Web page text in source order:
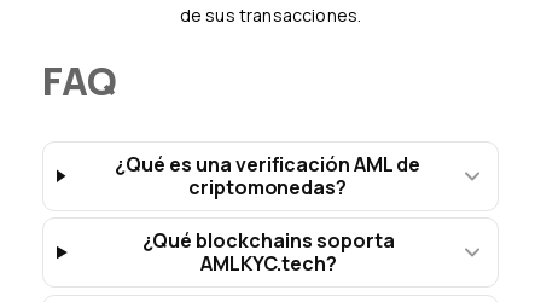
de sus transacciones.
FAQ
¿Qué es una verificación AML de
criptomonedas?
¿Qué blockchains soporta
AMLKYC.tech?